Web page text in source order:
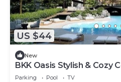
US $44
New
BKK Oasis Stylish & Cozy
Parking Pool
TV